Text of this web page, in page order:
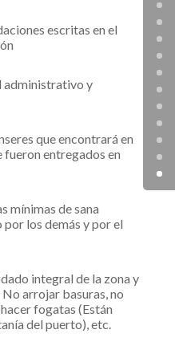
escritas en el
administrativo y
que encontrará en
fueron entregados en
mínimas de sana
los demás y por el
integral de la zona y
arrojar basuras, no
fogatas (Están
del puerto), etc.